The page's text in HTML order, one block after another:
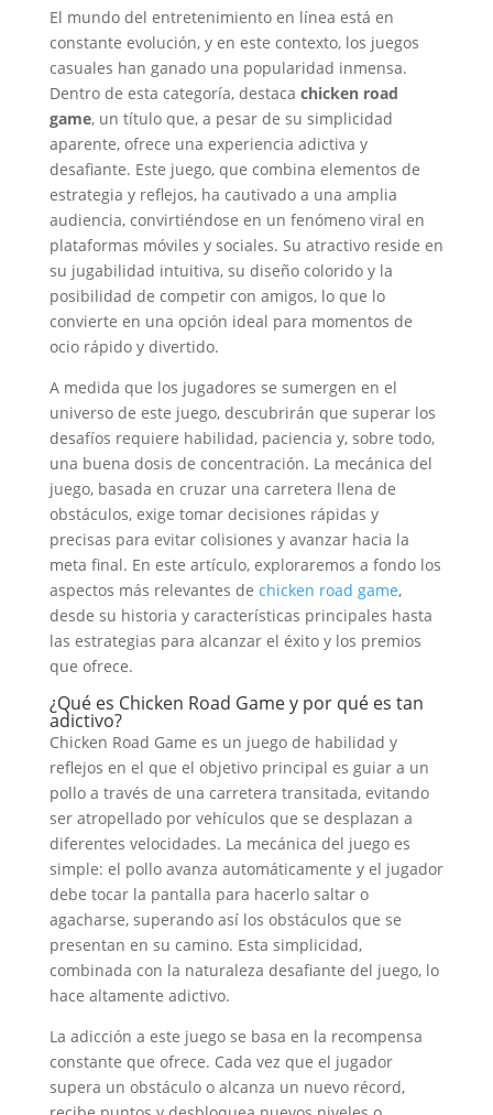
El mundo del entretenimiento en línea está en
constante evolución, y en este contexto, los juegos
casuales han ganado una popularidad inmensa.
Dentro de esta categoría, destaca chicken road
game, un título que, a pesar de su simplicidad
aparente, ofrece una experiencia adictiva y
desafiante. Este juego, que combina elementos de
estrategia y reflejos, ha cautivado a una amplia
audiencia, convirtiéndose en un fenómeno viral en
plataformas móviles y sociales. Su atractivo reside en
su jugabilidad intuitiva, su diseño colorido y la
posibilidad de competir con amigos, lo que lo
convierte en una opción ideal para momentos de
ocio rápido y divertido.
A medida que los jugadores se sumergen en el
universo de este juego, descubrirán que superar los
desafíos requiere habilidad, paciencia y, sobre todo,
una buena dosis de concentración. La mecánica del
juego, basada en cruzar una carretera llena de
obstáculos, exige tomar decisiones rápidas y
precisas para evitar colisiones y avanzar hacia la
meta final. En este artículo, exploraremos a fondo los
aspectos más relevantes de chicken road game,
desde su historia y características principales hasta
las estrategias para alcanzar el éxito y los premios
que ofrece.
¿Qué es Chicken Road Game y por qué es tan
adictivo?
Chicken Road Game es un juego de habilidad y
reflejos en el que el objetivo principal es guiar a un
pollo a través de una carretera transitada, evitando
ser atropellado por vehículos que se desplazan a
diferentes velocidades. La mecánica del juego es
simple: el pollo avanza automáticamente y el jugador
debe tocar la pantalla para hacerlo saltar o
agacharse, superando así los obstáculos que se
presentan en su camino. Esta simplicidad,
combinada con la naturaleza desafiante del juego, lo
hace altamente adictivo.
La adicción a este juego se basa en la recompensa
constante que ofrece. Cada vez que el jugador
supera un obstáculo o alcanza un nuevo récord,